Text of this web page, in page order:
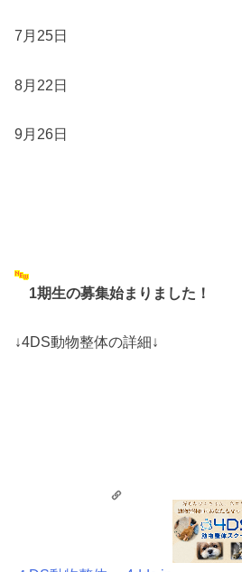
7月25日
8月22日
9月26日
1期生の募集始まりました！
↓4DS動物整体の詳細↓